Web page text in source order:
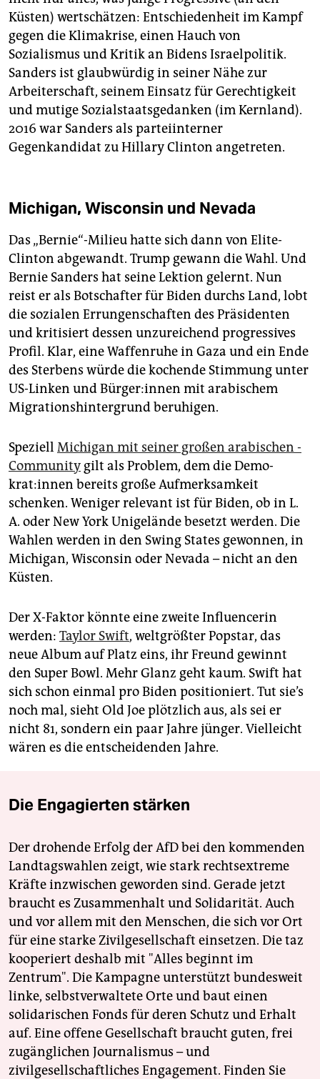
Küsten) wertschätzen: Entschiedenheit im Kampf
gegen die Klimakrise, einen Hauch von
Sozialismus und Kritik an Bidens Israelpolitik.
Sanders ist glaubwürdig in seiner Nähe zur
Arbeiterschaft, seinem Einsatz für Gerechtigkeit
und mutige Sozialstaatsgedanken (im Kernland).
2016 war Sanders als parteiinterner
Gegenkandidat zu Hillary Clinton angetreten.
Michigan, Wisconsin und Nevada
Das „Bernie“-Milieu hatte sich dann von Elite-
Clinton abgewandt. Trump gewann die Wahl. Und
Bernie Sanders hat seine Lektion gelernt. Nun
reist er als Botschafter für Biden durchs Land, lobt
die sozialen Errungenschaften des Präsidenten
und kritisiert dessen unzureichend progressives
Profil. Klar, eine Waffenruhe in Gaza und ein Ende
des Sterbens würde die kochende Stimmung unter
US-Linken und Bür­ge­r:in­nen mit arabischem
Migrationshintergrund beruhigen.
Speziell Michigan mit seiner großen arabischen ­
Community gilt als Problem, dem die De­mo­
krat:in­nen bereits große Aufmerksamkeit
schenken. Weniger relevant ist für Biden, ob in L.
A. oder New York Unigelände besetzt werden. Die
Wahlen werden in den Swing States gewonnen, in
Michigan, Wisconsin oder Nevada – nicht an den
Küsten.
Der X-Faktor könnte eine zweite Influencerin
werden: Taylor Swift, weltgrößter Popstar, das
neue Album auf Platz eins, ihr Freund gewinnt
den Super Bowl. Mehr Glanz geht kaum. Swift hat
sich schon einmal pro Biden positioniert. Tut sie’s
noch mal, sieht Old Joe plötzlich aus, als sei er
nicht 81, sondern ein paar Jahre jünger. Vielleicht
wären es die entscheidenden Jahre.
Die Engagierten stärken
Der drohende Erfolg der AfD bei den kommenden
Landtagswahlen zeigt, wie stark rechtsextreme
Kräfte inzwischen geworden sind. Gerade jetzt
braucht es Zusammenhalt und Solidarität. Auch
und vor allem mit den Menschen, die sich vor Ort
für eine starke Zivilgesellschaft einsetzen. Die taz
kooperiert deshalb mit "Alles beginnt im
Zentrum". Die Kampagne unterstützt bundesweit
linke, selbstverwaltete Orte und baut einen
solidarischen Fonds für deren Schutz und Erhalt
auf. Eine offene Gesellschaft braucht guten, frei
zugänglichen Journalismus – und
zivilgesellschaftliches Engagement. Finden Sie